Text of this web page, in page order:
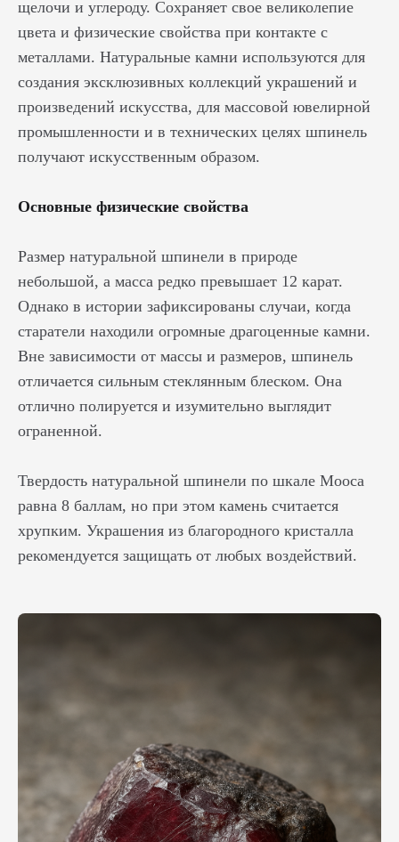
щелочи и углероду. Сохраняет свое великолепие
цвета и физические свойства при контакте с
металлами. Натуральные камни используются для
создания эксклюзивных коллекций украшений и
произведений искусства, для массовой ювелирной
промышленности и в технических целях шпинель
получают искусственным образом.
Основные физические свойства
Размер натуральной шпинели в природе
небольшой, а масса редко превышает 12 карат.
Однако в истории зафиксированы случаи, когда
старатели находили огромные драгоценные камни.
Вне зависимости от массы и размеров, шпинель
отличается сильным стеклянным блеском. Она
отлично полируется и изумительно выглядит
ограненной.
Твердость натуральной шпинели по шкале Мооса
равна 8 баллам, но при этом камень считается
хрупким. Украшения из благородного кристалла
рекомендуется защищать от любых воздействий.